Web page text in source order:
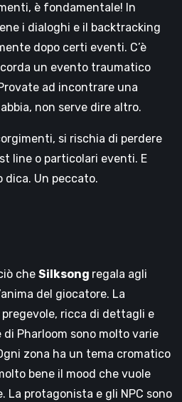
è fondamentale! In
i dialoghi e il backtracking
dopo certi eventi. C’è
un evento traumatico
ad incontrare una
non serve dire altro.
si rischia di perdere
line o particolari eventi. E
dica. Un peccato.
che Silksong regala agli
del giocatore. La
ricca di dettagli e
Pharloom sono molto varie
zona ha un tema cromatico
bene il mood che vuole
La protagonista e gli NPC sono